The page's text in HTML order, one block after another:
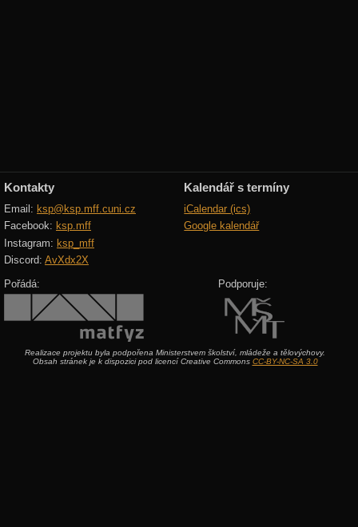
Kontakty
Email: ksp@ksp.mff.cuni.cz
Facebook: ksp.mff
Instagram: ksp_mff
Discord: AvXdx2X
Kalendář s termíny
iCalendar (ics)
Google kalendář
Pořádá: Podporuje:
Realizace projektu byla podpořena Ministerstvem školství, mládeže a tělovýchovy.
Obsah stránek je k dispozici pod licencí Creative Commons CC-BY-NC-SA 3.0